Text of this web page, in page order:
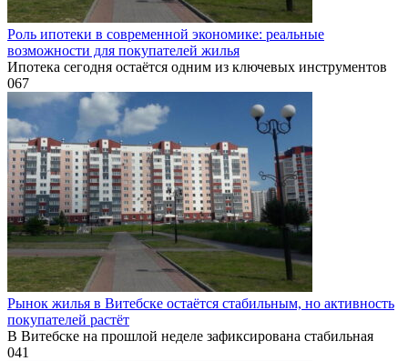
Роль ипотеки в современной экономике: реальные
возможности для покупателей жилья
Ипотека сегодня остаётся одним из ключевых инструментов
067
Рынок жилья в Витебске остаётся стабильным, но активность
покупателей растёт
В Витебске на прошлой неделе зафиксирована стабильная
041